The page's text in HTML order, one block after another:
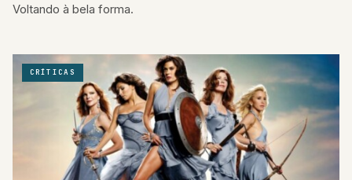
Voltando à bela forma.
CRÍTICAS